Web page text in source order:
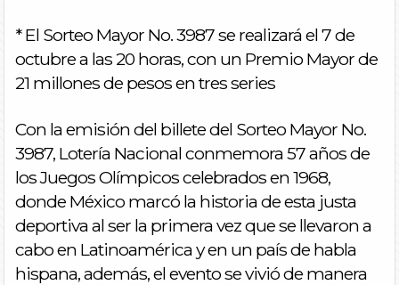
* El Sorteo Mayor No. 3987 se realizará el 7 de
octubre a las 20 horas, con un Premio Mayor de
21 millones de pesos en tres series
Con la emisión del billete del Sorteo Mayor No.
3987, Lotería Nacional conmemora 57 años de
los Juegos Olímpicos celebrados en 1968,
donde México marcó la historia de esta justa
deportiva al ser la primera vez que se llevaron a
cabo en Latinoamérica y en un país de habla
hispana, además, el evento se vivió de manera